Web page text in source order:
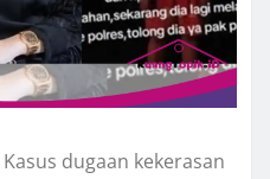
Kasus dugaan kekerasan